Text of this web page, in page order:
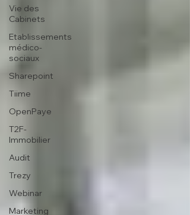
Vie des
Cabinets
Etablissements
médico-
sociaux
Sharepoint
Tiime
OpenPaye
T2F-
Immobilier
Audit
Trezy
Webinar
Marketing